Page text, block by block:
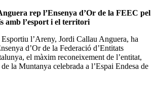
rep l’Ensenya d’Or de la FEEC pel
amb l’esport i el territori
l’Areny, Jordi Callau Anguera, ha
d’Or de la Federació d’Entitats
el màxim reconeixement de l’entitat,
la Muntanya celebrada a l’Espai Endesa de